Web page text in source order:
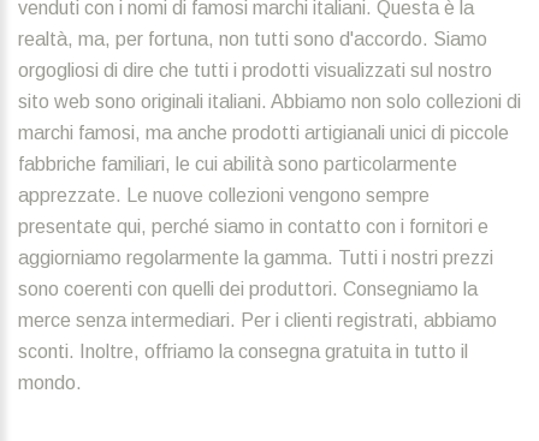
venduti con i nomi di famosi marchi italiani. Questa è la
realtà, ma, per fortuna, non tutti sono d'accordo. Siamo
orgogliosi di dire che tutti i prodotti visualizzati sul nostro
sito web sono originali italiani. Abbiamo non solo collezioni di
marchi famosi, ma anche prodotti artigianali unici di piccole
fabbriche familiari, le cui abilità sono particolarmente
apprezzate. Le nuove collezioni vengono sempre
presentate qui, perché siamo in contatto con i fornitori e
aggiorniamo regolarmente la gamma. Tutti i nostri prezzi
sono coerenti con quelli dei produttori. Consegniamo la
merce senza intermediari. Per i clienti registrati, abbiamo
sconti. Inoltre, offriamo la consegna gratuita in tutto il
mondo.